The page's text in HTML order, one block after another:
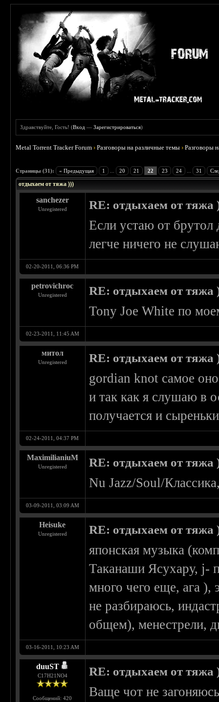
Здравствуйте, Гость! (Вход —Зарегистрироваться)
Metal Torrent Tracker Forum ›Разговоры на различные темы ›Разговоры
Страницы (31): « Предыдущая 1 20 21 22 23 24 31
отдыхаем от тяжа )))
sanchezer
Unregistered RE: отдыхаем от тяжа
Если устаю от
легче ничего не
02-20-2011, 06:36 PM
petrovichroc
Unregistered RE: отдыхаем от тяжа
Tony Joe White по
02-23-2011, 11:45 AM
митол
Unregistered RE: отдыхаем от тяжа
gordian knot самое
и так как я слушаю в
получается и
02-24-2011, 04:37 PM
MaximilianiuM
Unregistered RE: отдыхаем от тяжа
Nu Jazz/Soul/
03-09-2011, 03:09 AM
Heisuke
Unregistered RE: отдыхаем от тяжа
японская музыка
Таканаши Ясухару, j-
много чего еще, ага ),
не разбираюсь,
общем), менестрели,
03-16-2011, 10:23 AM
duuST
С17H21NO4
Сообщений: 420
RE: отдыхаем от тяжа
Ваще чот не